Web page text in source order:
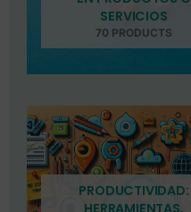
SERVICIOS
70 PRODUCTS
PRODUCTIVIDAD: